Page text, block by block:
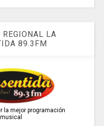
REGIONAL LA
89.3FM
la mejor programación